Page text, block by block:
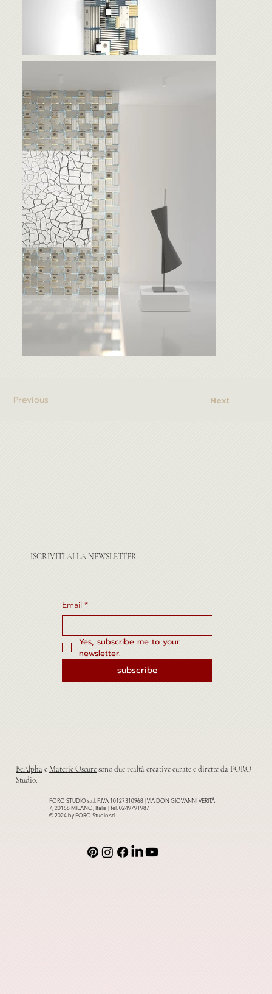
Previous Next
ISCRIVITI ALLA NEWSLETTER
Email *
Yes, subscribe me to your
newsletter.
subscribe
BeAlphaeMaterie Oscuresono due realtà creative curate e dirette da FORO
Studio.
FORO STUDIO s.r.l. P.IVA 10127310968 | VIA DON GIOVANNI VERITÀ
7, 20158 MILANO, Italia | tel. 0249791987
© 2024 by FORO Studio srl.